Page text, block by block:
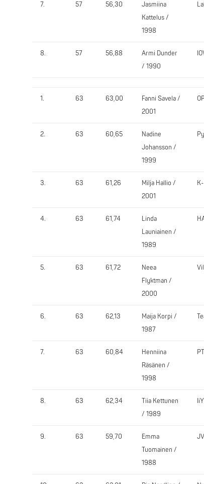
7. 57 56,30
Jasmiina
Kattelus /
1998
8. 57 56,88
Armi Dunder
/ 1990
1. 63 63,00
Fanni Savela /
2001
2. 63 60,65
Nadine
Johansson /
1999
3. 63 61,26
Milja Hallio /
2001
4. 63 61,74
Linda
Launiainen /
1989
5. 63 61,72
Neea
Flyktman /
2000
6. 63 62,13
Maija Korpi /
1987
7. 63 60,84
Henniina
Räsänen /
1998
8. 63 62,34
Tiia Kettunen
/ 1989
IiY
9. 63 59,70
Emma
Tuomainen /
1988